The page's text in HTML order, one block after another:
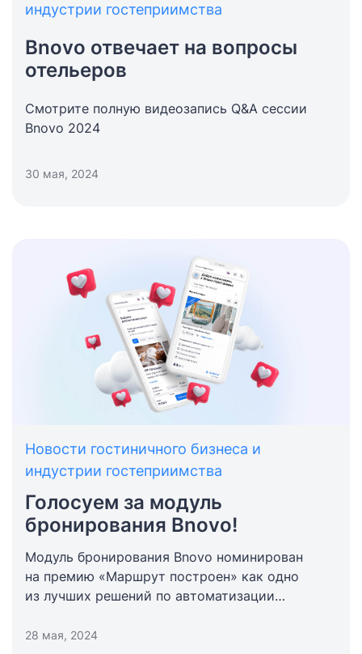
индустрии гостеприимства
Bnovo отвечает на вопросы
отельеров
Смотрите полную видеозапись Q&A сессии
Bnovo 2024
30 мая, 2024
Новости гостиничного бизнеса и
индустрии гостеприимства
Голосуем за модуль
бронирования Bnovo!
Модуль бронирования Bnovo номинирован
на премию «Маршрут построен» как одно
из лучших решений по автоматизации
28 мая, 2024